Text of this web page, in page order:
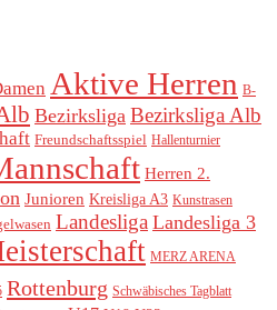
Aktive Herren B-
Bezirksliga Bezirksliga Alb
Freundschaftsspiel Hallenturnier
Herren 2.
Junioren Kreisliga A3 Kunstrasen
Landesliga Landesliga 3
MERZ ARENA
Rottenburg Schwäbisches Tagblatt